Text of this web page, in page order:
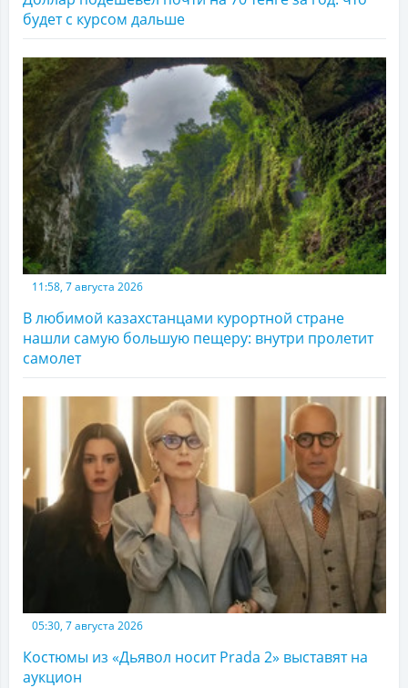
будет с курсом дальше
11:58, 7 августа 2026
В любимой казахстанцами курортной стране
нашли самую большую пещеру: внутри пролетит
самолет
05:30, 7 августа 2026
Костюмы из «Дьявол носит Prada 2» выставят на
аукцион